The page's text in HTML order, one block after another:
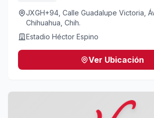
JXGH+94, Calle Guadalupe Victoria,
Chihuahua, Chih.
Estadio Héctor Espino
Ver Ubicación